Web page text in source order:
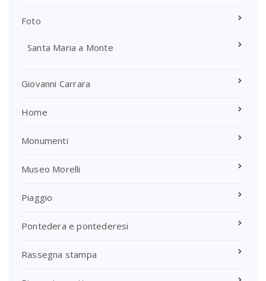
Foto
Santa Maria a Monte
Giovanni Carrara
Home
Monumenti
Museo Morelli
Piaggio
Pontedera e pontederesi
Rassegna stampa